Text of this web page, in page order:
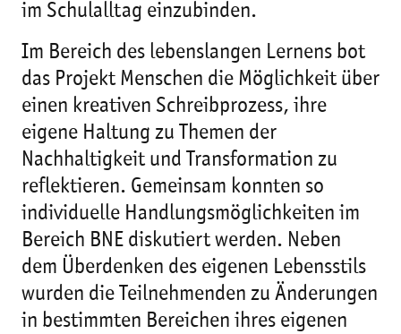
im Schulalltag einzubinden.
Im Bereich des lebenslangen Lernens bot
das Projekt Menschen die Möglichkeit über
einen kreativen Schreibprozess, ihre
eigene Haltung zu Themen der
Nachhaltigkeit und Transformation zu
reflektieren. Gemeinsam konnten so
individuelle Handlungsmöglichkeiten im
Bereich BNE diskutiert werden. Neben
dem Überdenken des eigenen Lebensstils
wurden die Teilnehmenden zu Änderungen
in bestimmten Bereichen ihres eigenen